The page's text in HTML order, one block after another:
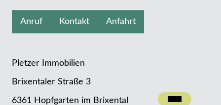
Anruf Kontakt Anfahrt
Pletzer Immobilien
Brixentaler Straße 3
6361 Hopfgarten im Brixental Kontakt